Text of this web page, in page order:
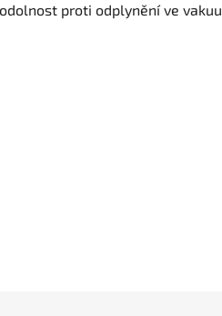
proti odplynění ve vakuu